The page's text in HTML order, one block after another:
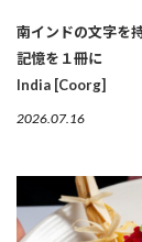
南インドの文字を
記憶を１冊に
India [Coorg]
2026.07.16